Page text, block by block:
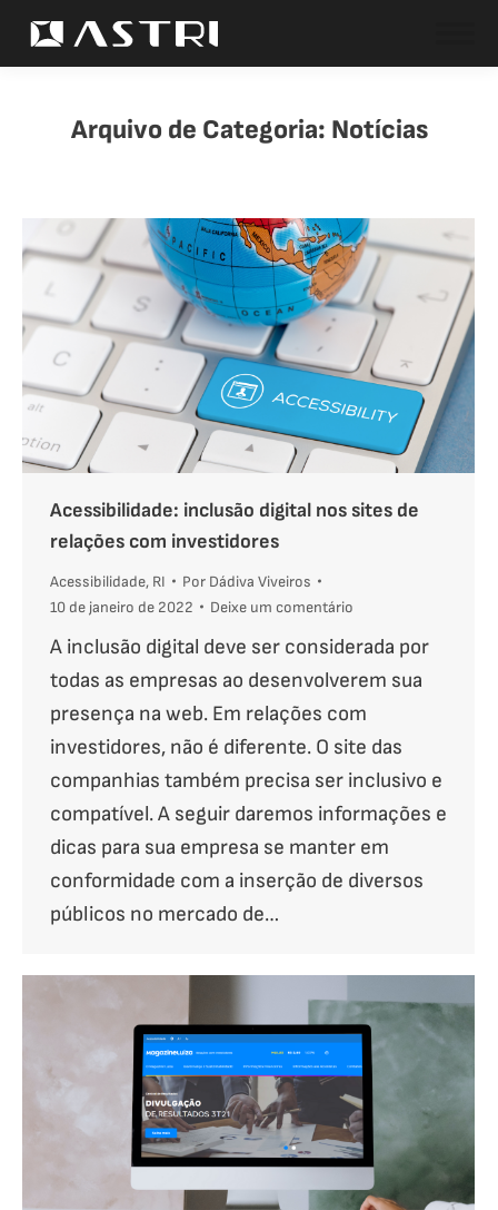
Arquivo de Categoria: Notícias
Acessibilidade: inclusão digital nos sites de
relações com investidores
Acessibilidade, RI Por Dádiva Viveiros
10 de janeiro de 2022
Deixe um comentário
A inclusão digital deve ser considerada por
todas as empresas ao desenvolverem sua
presença na web. Em relações com
investidores, não é diferente. O site das
companhias também precisa ser inclusivo e
compatível. A seguir daremos informações e
dicas para sua empresa se manter em
conformidade com a inserção de diversos
públicos no mercado de…